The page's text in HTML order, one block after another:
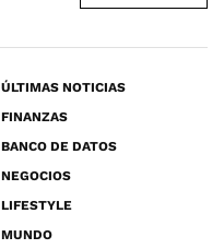
ÚLTIMAS NOTICIAS
FINANZAS
BANCO DE DATOS
NEGOCIOS
LIFESTYLE
MUNDO